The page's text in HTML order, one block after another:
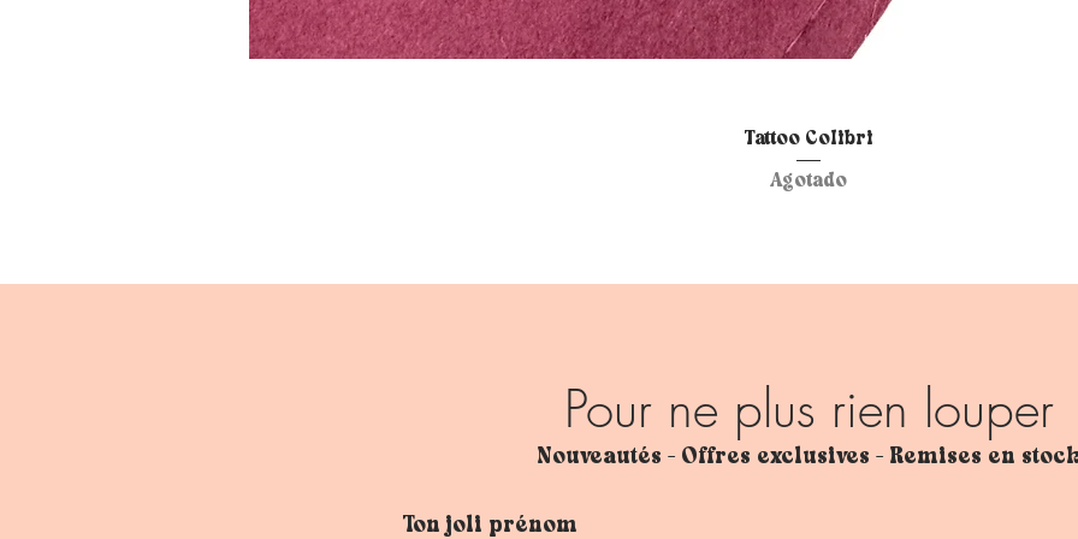
Vista rápida
Tattoo Colibri
Agotado
Pour ne plus rien louper
Nouveautés - Offres exclusives - Remises en